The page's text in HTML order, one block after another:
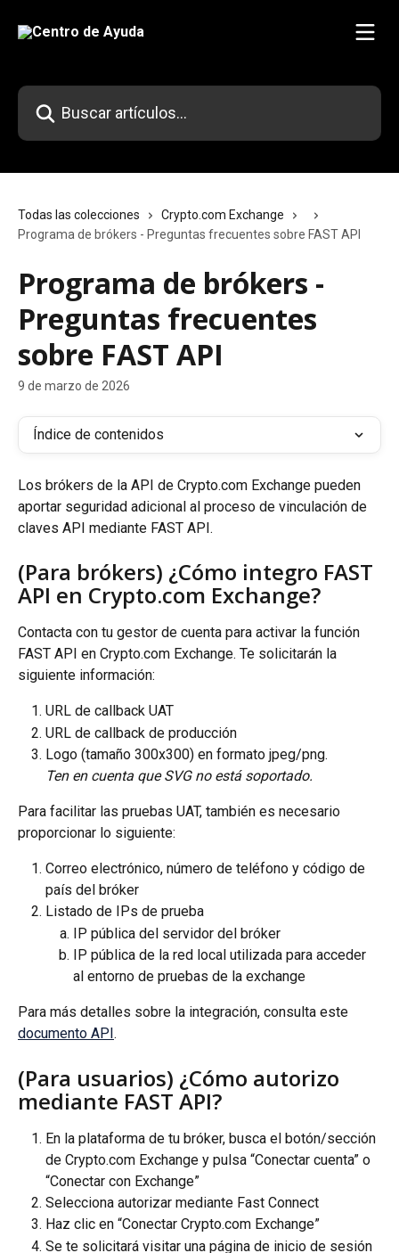
Buscar artículos...
Todas las colecciones
Crypto.com Exchange
Programa de brókers - Preguntas frecuentes sobre FAST API
Programa de brókers -
Preguntas frecuentes
sobre FAST API
9 de marzo de 2026
Índice de contenidos
Los brókers de la API de Crypto.com Exchange pueden
aportar seguridad adicional al proceso de vinculación de
claves API mediante FAST API.
(Para brókers) ¿Cómo integro FAST
API en Crypto.com Exchange?
Contacta con tu gestor de cuenta para activar la función
FAST API en Crypto.com Exchange. Te solicitarán la
siguiente información:
URL de callback UAT
URL de callback de producción
Logo (tamaño 300x300) en formato jpeg/png.
Ten en cuenta que SVG no está soportado.
Para facilitar las pruebas UAT, también es necesario
proporcionar lo siguiente:
Correo electrónico, número de teléfono y código de
país del bróker
Listado de IPs de prueba
IP pública del servidor del bróker
IP pública de la red local utilizada para acceder
al entorno de pruebas de la exchange
Para más detalles sobre la integración, consulta este
documento API .
(Para usuarios) ¿Cómo autorizo
mediante FAST API?
En la plataforma de tu bróker, busca el botón/sección
de Crypto.com Exchange y pulsa “Conectar cuenta” o
“Conectar con Exchange”
Selecciona autorizar mediante Fast Connect
Haz clic en “Conectar Crypto.com Exchange”
Se te solicitará visitar una página de inicio de sesión